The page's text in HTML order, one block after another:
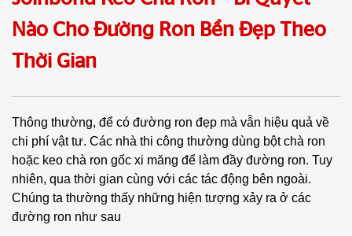
Nào Cho Đường Ron Bền Đẹp Theo
Thời Gian
Thông thường, để có đường ron đẹp mà vẫn hiệu quả về
chi phí vật tư. Các nhà thi công thường dùng bột chà ron
hoặc keo chà ron gốc xi măng để làm đầy đường ron. Tuy
nhiên, qua thời gian cùng với các tác động bên ngoài.
Chúng ta thường thấy những hiện tượng xảy ra ở các
đường ron như sau